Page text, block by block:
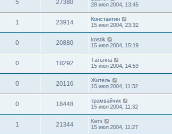
5 27380
28 июл 2004, 13:45
1 23914
Константин
15 июл 2004, 23:32
0 20880
kostik
15 июл 2004, 15:19
0 18292
Татьяна
15 июл 2004, 14:59
0 20116
Житель
15 июл 2004, 11:32
0 18448
трамвайчик
15 июл 2004, 11:32
1 21344
Катэ
15 июл 2004, 11:27